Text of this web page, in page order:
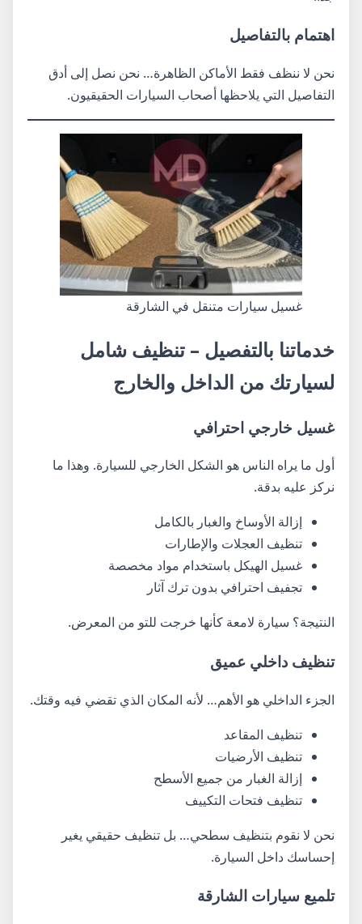
اهتمام بالتفاصيل
نحن لا ننظف فقط الأماكن الظاهرة… نحن نصل إلى أدق
التفاصيل التي يلاحظها أصحاب السيارات الحقيقيون.
غسيل سيارات متنقل في الشارقة
خدماتنا بالتفصيل – تنظيف شامل
لسيارتك من الداخل والخارج
غسيل خارجي احترافي
أول ما يراه الناس هو الشكل الخارجي للسيارة. وهذا ما
نركز عليه بدقة.
إزالة الأوساخ والغبار بالكامل
تنظيف العجلات والإطارات
غسيل الهيكل باستخدام مواد مخصصة
تجفيف احترافي بدون ترك آثار
النتيجة؟ سيارة لامعة كأنها خرجت للتو من المعرض.
تنظيف داخلي عميق
الجزء الداخلي هو الأهم… لأنه المكان الذي تقضي فيه وقتك.
تنظيف المقاعد
تنظيف الأرضيات
إزالة الغبار من جميع الأسطح
تنظيف فتحات التكييف
نحن لا نقوم بتنظيف سطحي… بل تنظيف حقيقي يغير
إحساسك داخل السيارة.
تلميع سيارات الشارقة